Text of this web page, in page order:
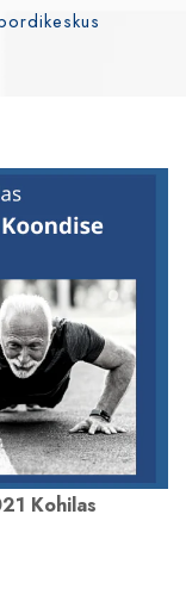
Kohilas